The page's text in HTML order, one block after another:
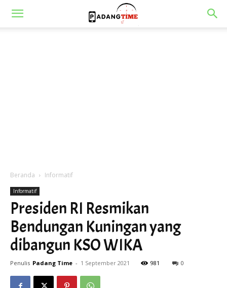
Beranda Informatif
Informatif
Presiden RI Resmikan
Bendungan Kuningan yang
dibangun KSO WIKA
Penulis Padang Time - 1 September 2021 981 0